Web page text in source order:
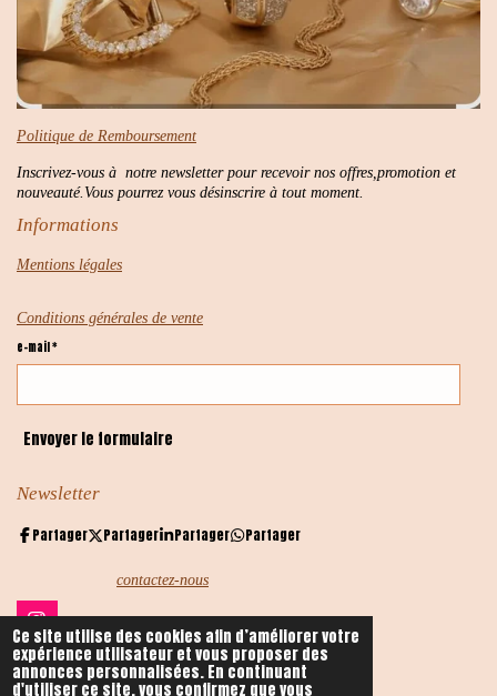
Ce site utilise des cookies afin d’améliorer votre
expérience utilisateur et vous proposer des
annonces personnalisées. En continuant
d'utiliser ce site, vous confirmez que vous
Politique de Remboursement
Inscrivez-vous à notre newsletter pour recevoir nos offres,promotion et
nouveauté.Vous pourrez vous désinscrire à tout moment.
Informations
Mentions légales
Conditions générales de vente
e-mail *
Envoyer le formulaire
Newsletter
Partager Partager Partager Partager
contactez-nous
I
n
s
t Contacts